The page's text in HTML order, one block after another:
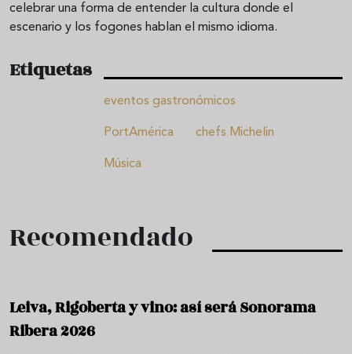
celebrar una forma de entender la cultura donde el
escenario y los fogones hablan el mismo idioma.
Etiquetas
eventos gastronómicos
PortAmérica chefs Michelin
Música
Recomendado
Leiva, Rigoberta y vino: así será Sonorama
Ribera 2026